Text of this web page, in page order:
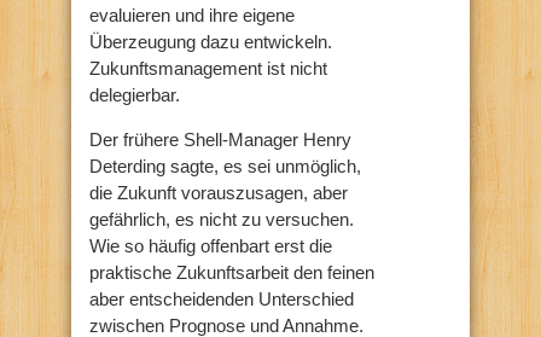
evaluieren und ihre eigene
Überzeugung dazu entwickeln.
Zukunftsmanagement ist nicht
delegierbar.
Der frühere Shell-Manager Henry
Deterding sagte, es sei unmöglich,
die Zukunft vorauszusagen, aber
gefährlich, es nicht zu versuchen.
Wie so häufig offenbart erst die
praktische Zukunftsarbeit den feinen
aber entscheidenden Unterschied
zwischen Prognose und Annahme.